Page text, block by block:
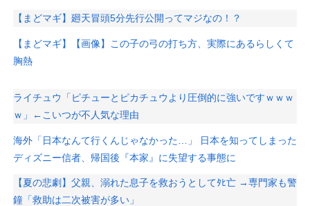
【まどマギ】廻天冒頭5分先行公開ってマジなの！？
【まどマギ】【画像】この子の弓の打ち方、実際にあるらしくて
胸熱
ライチュウ「ピチューとピカチュウより圧倒的に強いですｗｗｗ
ｗ」←こいつが不人気な理由
海外「日本なんて行くんじゃなかった…」 日本を知ってしまった
ディズニー信者、帰国後『本家』に失望する事態に
【夏の悲劇】父親、溺れた息子を救おうとしてﾀﾋ亡 →専門家も警
鐘「救助は二次被害が多い」